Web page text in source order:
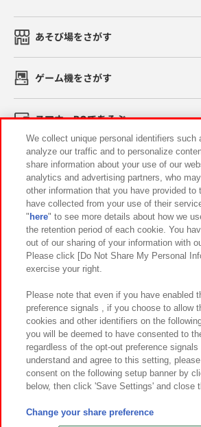
あそび場をさがす
ゲーム機をさがす
スマホ・PCであそぶ
イベント・キャンペーン
関連会社 サステナビリティ
プライバシーポリシー ウェブアクセシビ
お取引先さまとともに
カスタマーハラスメント対応方針 よくある
©Bandai Namco Amusement
©Bandai Namco Amusement Lab
We collect unique personal identifiers such
analyze our traffic and to personalize
share information about your use of our
analytics and advertising partners, who
other information that you have provided to
have collected from your use of their
" here" to see more details about how we
the retention period of each cookie. You
out of our sharing of your information with
Please click [Do Not Share My Personal
exercise your right.
Please note that even if you have enabled
preference signals , if you choose to allow
cookies and other identifiers on the
you will be deemed to have consented to
regardless of the opt-out preference
understand and agree to this setting,
consent on the following setup banner by
below, then click 'Save Settings' and close
Change your share preference